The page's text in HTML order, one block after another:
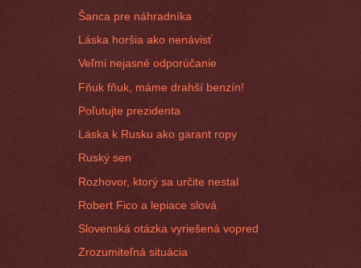
Šanca pre náhradníka
Láska horšia ako nenávisť
Veľmi nejasné odporúčanie
Fňuk fňuk, máme drahší benzín!
Poľutujte prezidenta
Láska k Rusku ako garant ropy
Ruský sen
Rozhovor, ktorý sa určite nestal
Robert Fico a lepiace slová
Slovenská otázka vyriešená vopred
Zrozumiteľná situácia